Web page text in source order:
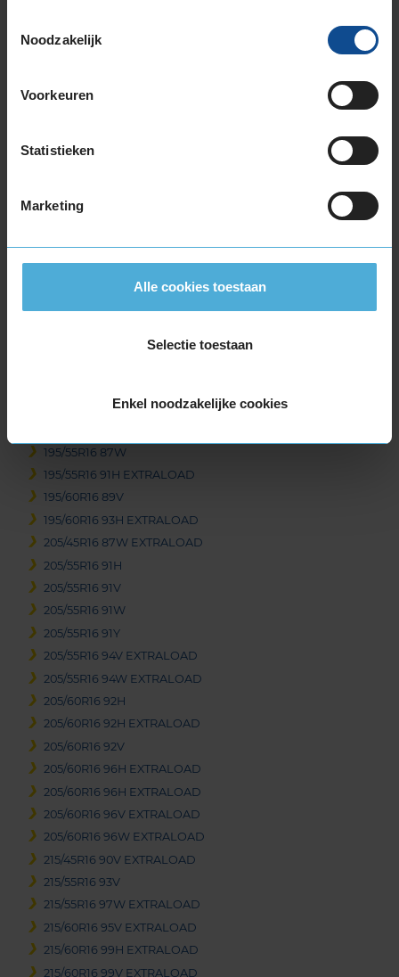
Noodzakelijk
Voorkeuren
Statistieken
Marketing
Alle cookies toestaan
Selectie toestaan
Enkel noodzakelijke cookies
of
185/65R15 92T EXTRALOAD
195/65R15 91V
195/50R16 88V EXTRALOAD
195/55R16 87W
195/55R16 91H EXTRALOAD
195/60R16 89V
195/60R16 93H EXTRALOAD
205/45R16 87W EXTRALOAD
205/55R16 91H
205/55R16 91V
205/55R16 91W
205/55R16 91Y
205/55R16 94V EXTRALOAD
205/55R16 94W EXTRALOAD
205/60R16 92H
205/60R16 92H EXTRALOAD
205/60R16 92V
205/60R16 96H EXTRALOAD
205/60R16 96H EXTRALOAD
205/60R16 96V EXTRALOAD
205/60R16 96W EXTRALOAD
215/45R16 90V EXTRALOAD
215/55R16 93V
215/55R16 97W EXTRALOAD
215/60R16 95V EXTRALOAD
215/60R16 99H EXTRALOAD
215/60R16 99V EXTRALOAD